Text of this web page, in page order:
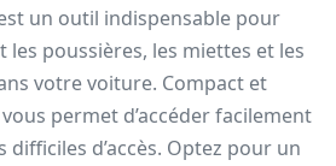
un outil indispensable pour
poussières, les miettes et les
votre voiture. Compact et
permet d’accéder facilement
d’accès. Optez pour un